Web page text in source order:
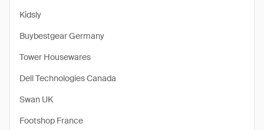
Kidsly
Buybestgear Germany
Tower Housewares
Dell Technologies Canada
Swan UK
Footshop France